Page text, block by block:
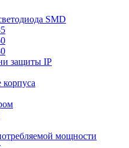
SMD
защиты IP
мощности